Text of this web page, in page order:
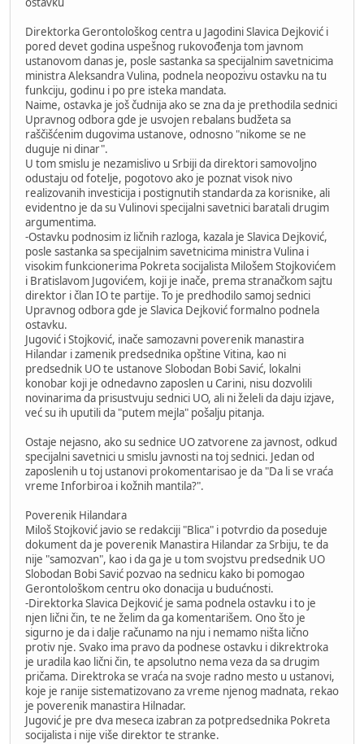
Direktorka Gerontološkog centra u Jagodini Slavica Dejković i
pored devet godina uspešnog rukovođenja tom javnom
ustanovom danas je, posle sastanka sa specijalnim savetnicima
ministra Aleksandra Vulina, podnela neopozivu ostavku na tu
funkciju, godinu i po pre isteka mandata.
Naime, ostavka je još čudnija ako se zna da je prethodila sednici
Upravnog odbora gde je usvojen rebalans budžeta sa
raščišćenim dugovima ustanove, odnosno "nikome se ne
duguje ni dinar".
U tom smislu je nezamislivo u Srbiji da direktori samovoljno
odustaju od fotelje, pogotovo ako je poznat visok nivo
realizovanih investicija i postignutih standarda za korisnike, ali
evidentno je da su Vulinovi specijalni savetnici baratali drugim
argumentima.
-Ostavku podnosim iz ličnih razloga, kazala je Slavica Dejković,
posle sastanka sa specijalnim savetnicima ministra Vulina i
visokim funkcionerima Pokreta socijalista Milošem Stojkovićem
i Bratislavom Jugovićem, koji je inače, prema stranačkom sajtu
direktor i član IO te partije. To je predhodilo samoj sednici
Upravnog odbora gde je Slavica Dejković formalno podnela
ostavku.
Jugović i Stojković, inače samozavni poverenik manastira
Hilandar i zamenik predsednika opštine Vitina, kao ni
predsednik UO te ustanove Slobodan Bobi Savić, lokalni
konobar koji je odnedavno zaposlen u Carini, nisu dozvolili
novinarima da prisustvuju sednici UO, ali ni želeli da daju izjave,
već su ih uputili da "putem mejla" pošalju pitanja.
Ostaje nejasno, ako su sednice UO zatvorene za javnost, odkud
specijalni savetnici u smislu javnosti na toj sednici. Jedan od
zaposlenih u toj ustanovi prokomentarisao je da "Da li se vraća
vreme Inforbiroa i kožnih mantila?".
Poverenik Hilandara
Miloš Stojković javio se redakciji "Blica" i potvrdio da poseduje
dokument da je poverenik Manastira Hilandar za Srbiju, te da
nije "samozvan", kao i da ga je u tom svojstvu predsednik UO
Slobodan Bobi Savić pozvao na sednicu kako bi pomogao
Gerontološkom centru oko donacija u budućnosti.
-Direktorka Slavica Dejković je sama podnela ostavku i to je
njen lični čin, te ne želim da ga komentarišem. Ono što je
sigurno je da i dalje računamo na nju i nemamo ništa lično
protiv nje. Svako ima pravo da podnese ostavku i dikrektroka
je uradila kao lični čin, te apsolutno nema veza da sa drugim
pričama. Direktroka se vraća na svoje radno mesto u ustanovi,
koje je ranije sistematizovano za vreme njenog madnata, rekao
je poverenik manastira Hilnadar.
Jugović je pre dva meseca izabran za potpredsednika Pokreta
socijalista i nije više direktor te stranke.